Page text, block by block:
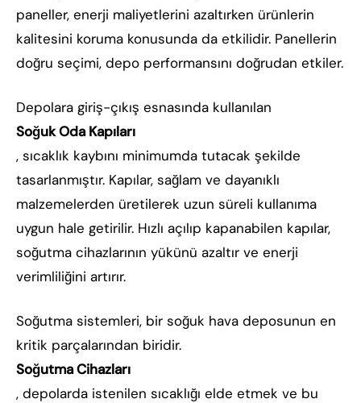
paneller, enerji maliyetlerini azaltırken ürünlerin
kalitesini koruma konusunda da etkilidir. Panellerin
doğru seçimi, depo performansını doğrudan etkiler.
Depolara giriş-çıkış esnasında kullanılan
Soğuk Oda Kapıları
, sıcaklık kaybını minimumda tutacak şekilde
tasarlanmıştır. Kapılar, sağlam ve dayanıklı
malzemelerden üretilerek uzun süreli kullanıma
uygun hale getirilir. Hızlı açılıp kapanabilen kapılar,
soğutma cihazlarının yükünü azaltır ve enerji
verimliliğini artırır.
Soğutma sistemleri, bir soğuk hava deposunun en
kritik parçalarından biridir.
Soğutma Cihazları
, depolarda istenilen sıcaklığı elde etmek ve bu